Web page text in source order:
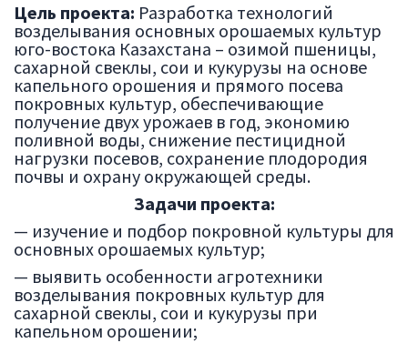
Цель проекта: Разработка технологий
возделывания основных орошаемых культур
юго-востока Казахстана – озимой пшеницы,
сахарной свеклы, сои и кукурузы на основе
капельного орошения и прямого посева
покровных культур, обеспечивающие
получение двух урожаев в год, экономию
поливной воды, снижение пестицидной
нагрузки посевов, сохранение плодородия
почвы и охрану окружающей среды.
Задачи проекта:
— изучение и подбор покровной культуры для
основных орошаемых культур;
— выявить особенности агротехники
возделывания покровных культур для
сахарной свеклы, сои и кукурузы при
капельном орошении;